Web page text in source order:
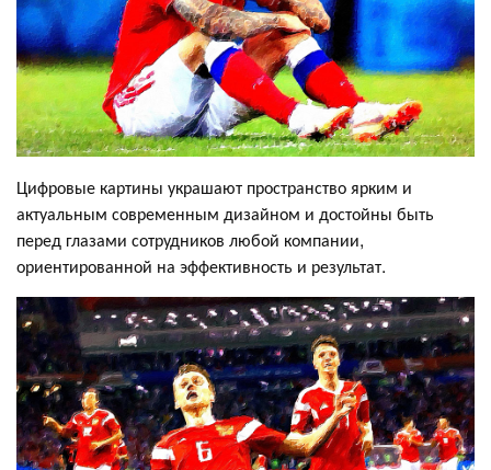
Цифровые картины украшают пространство ярким и
актуальным современным дизайном и достойны быть
перед глазами сотрудников любой компании,
ориентированной на эффективность и результат.